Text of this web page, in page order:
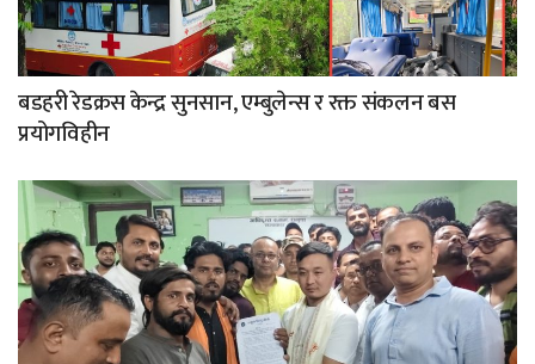
बडहरी रेडक्रस केन्द्र सुनसान, एम्बुलेन्स र रक्त संकलन बस
प्रयोगविहीन